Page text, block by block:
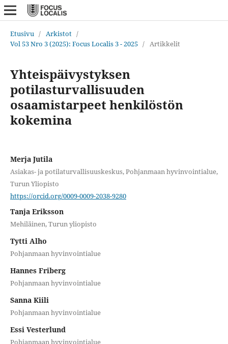
Etusivu / Arkistot /
Vol 53 Nro 3 (2025): Focus Localis 3 - 2025 / Artikkelit
Yhteispäivystyksen
potilasturvallisuuden
osaamistarpeet henkilöstön
kokemina
Merja Jutila
Asiakas- ja potilaturvallisuuskeskus, Pohjanmaan hyvinvointialue,
Turun Yliopisto
https://orcid.org/0009-0009-2038-9280
Tanja Eriksson
Mehiläinen, Turun yliopisto
Tytti Alho
Pohjanmaan hyvinvointialue
Hannes Friberg
Pohjanmaan hyvinvointialue
Sanna Kiili
Pohjanmaan hyvinvointialue
Essi Vesterlund
Pohjanmaan hyvinvointialue